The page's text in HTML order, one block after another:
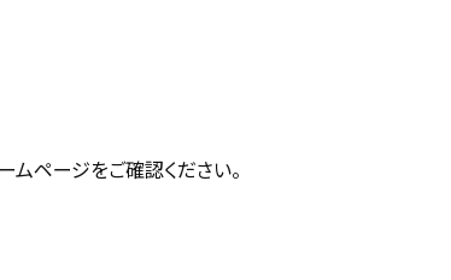
ページをご確認ください。